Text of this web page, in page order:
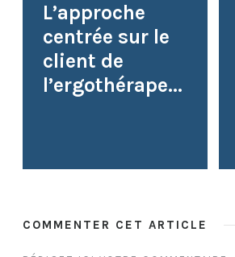
L’approche
centrée sur le
client de
l’ergothérape...
COMMENTER CET ARTICLE